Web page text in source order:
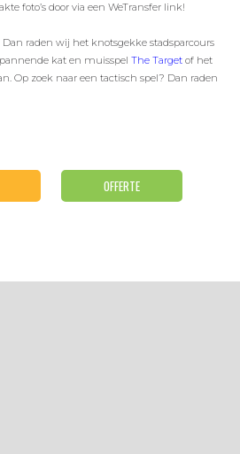
foto’s door via een WeTransfer link!
Dan raden wij het knotsgekke stadsparcours
kat en muisspelThe Target of het
Op zoek naar een tactisch spel? Dan raden
OFFERTE